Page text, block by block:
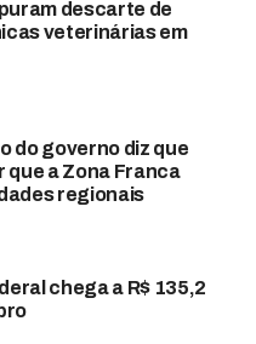
descarte de
veterinárias em
do governo diz que
que a Zona Franca
regionais
chega a R$ 135,2